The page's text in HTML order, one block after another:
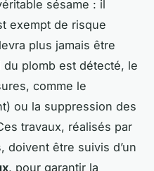
sésame : il
exempt de risque
plus jamais être
plomb est détecté, le
comme le
ou la suppression des
travaux, réalisés par
être suivis d’un
, pour garantir la